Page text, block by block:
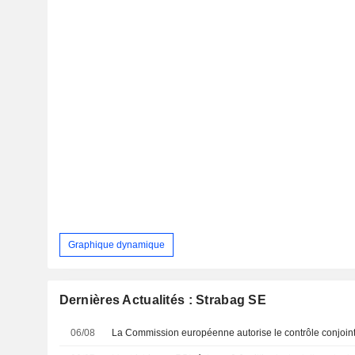
Graphique dynamique
Dernières Actualités : Strabag SE
06/08